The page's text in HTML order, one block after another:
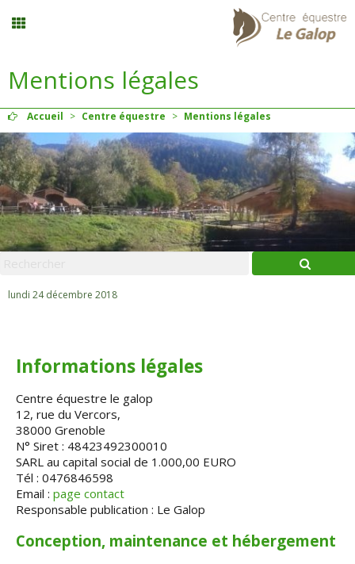
Stages vacances
Menu
Mon compte
Panier
Mentions légales
Accueil > Centre équestre > Mentions légales
lundi 24 décembre 2018
Informations légales
Centre équestre le galop
12, rue du Vercors,
38000 Grenoble
N° Siret : 48423492300010
SARL au capital social de 1.000,00 EURO
Tél : 0476846598
Email : page contact
Responsable publication : Le Galop
Conception, maintenance et hébergement